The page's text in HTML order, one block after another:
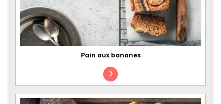
Pain aux bananes